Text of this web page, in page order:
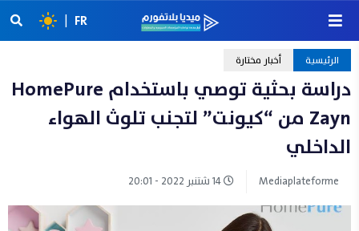
FR
|
الرئيسية أخبار مختارة
دراسة بحثية توصي باستخدام HomePure
Zayn من “كيونت” لتجنب تلوث الهواء
الداخلي
Mediaplateforme